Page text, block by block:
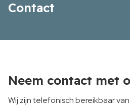
Contact
Neem contact met
Wij zijn telefonisch bereikbaar